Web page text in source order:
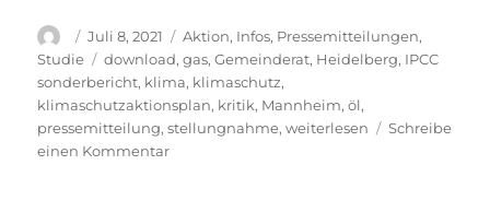
Autor
Veröffentlicht
am
Juli 8, 2021 Kategorien
Aktion, Infos, Pressemitteilungen,
Studie
Schlagwörter
download,gas,Gemeinderat, Heidelberg, IPCC
sonderbericht, klima, klimaschutz,
klimaschutzaktionsplan, kritik, Mannheim,öl,
pressemitteilung,stellungnahme,weiterlesen
Schreibe
einen Kommentarzu